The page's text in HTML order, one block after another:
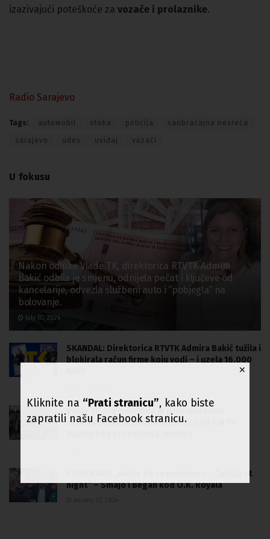
izazivajući poteškoće za vozače i prolaznike.
Radio Sarajevo
Tags: automobil otoka policija saobraćajna nesreća
sarajevo udes uviđaj vozači
U fokusu
Nakon odluke Vlade TK, direktorica RTVTK Admira
Bakić odbila je smjenu, odnijela pečat i ključeve od
kancelarije, odvezla službeni auto i “pobjegla” na
bolovanje.
July 10, 2024
SKANDAL: Direktorica RTVTK Admira Bakić tužila i
blokirala račun firme koju vodi – i uzela 16.000
Vlada TK organizovala je proslavu Dana
državnosti kako bi dodijelila 53.000 KM TV
KOMENTAR: „Hajde da se marišemo… Čaršija et
night“ – Smajo i Began kod O.K. Royala
✕
Kliknite na “Prati stranicu”, kako biste
zapratili našu Facebook stranicu.